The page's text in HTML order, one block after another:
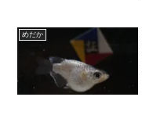
めだか